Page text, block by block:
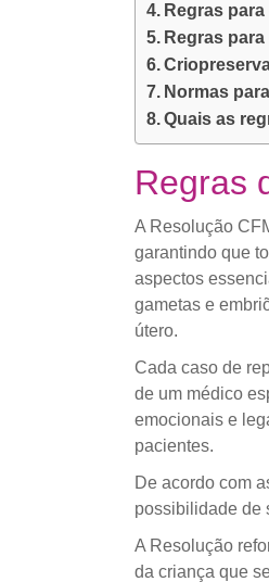
Regras
Regras
Normas
Quais as
Regras
A Resolução
garantindo que
aspectos
gametas e
útero.
Cada caso de
de um médico
emocionais e
pacientes.
De acordo com
possibilidade de
A Resolução
da criança que